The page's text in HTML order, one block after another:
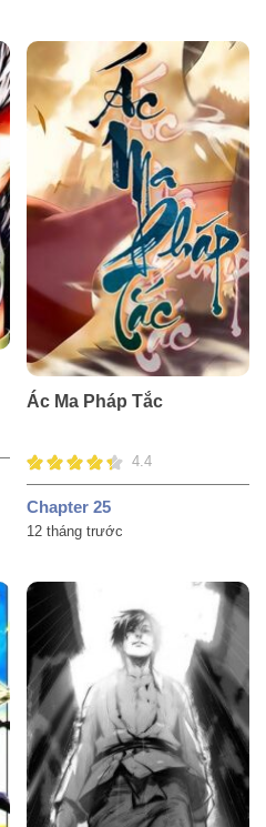
Ác Ma Pháp Tắc
4.4
Chapter 25
12 tháng trước